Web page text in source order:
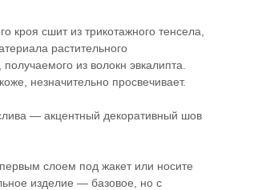
кроя сшит из трикотажного тенсела,
растительного
из волокн эвкалипта.
незначительно просвечивает.
— акцентный декоративный шов
слоем под жакет или носите
изделие — базовое, но с